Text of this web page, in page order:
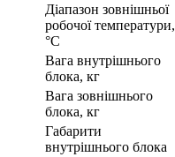
Діапазон зовнішньої
робочої температури,
°С
Вага внутрішнього
блока, кг
Вага зовнішнього
блока, кг
Габарити
внутрішнього блока